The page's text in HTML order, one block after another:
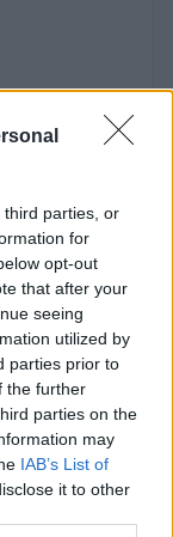
third parties, or
for
opt-out
that after your
seeing
utilized by
parties prior to
the further
parties on the
may
IAB’s List of
it to other